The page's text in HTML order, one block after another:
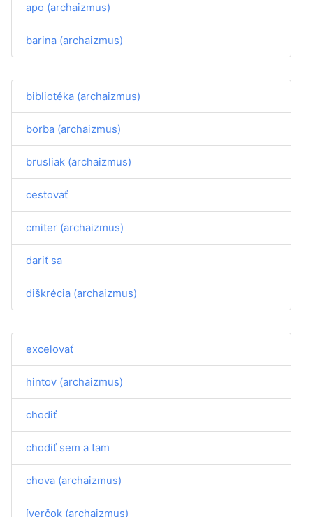
apo (archaizmus)
barina (archaizmus)
bibliotéka (archaizmus)
borba (archaizmus)
brusliak (archaizmus)
cestovať
cmiter (archaizmus)
dariť sa
diškrécia (archaizmus)
excelovať
hintov (archaizmus)
chodiť
chodiť sem a tam
chova (archaizmus)
íverčok (archaizmus)